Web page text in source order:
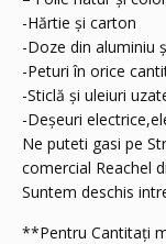
-Hărtie şi carton
-Doze din aluminiu
-Peturi în orice
-Sticlă şi uleiuri
-Deşeuri
Ne puteti gasi pe
comercial Reachel
Suntem deschis
**Pentru Cantitaţi